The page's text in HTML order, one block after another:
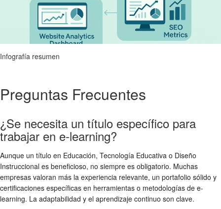
Infografía resumen
Preguntas Frecuentes
¿Se necesita un título específico para
trabajar en e-learning?
Aunque un título en Educación, Tecnología Educativa o Diseño
Instruccional es beneficioso, no siempre es obligatorio. Muchas
empresas valoran más la experiencia relevante, un portafolio sólido y
certificaciones específicas en herramientas o metodologías de e-
learning. La adaptabilidad y el aprendizaje continuo son clave.